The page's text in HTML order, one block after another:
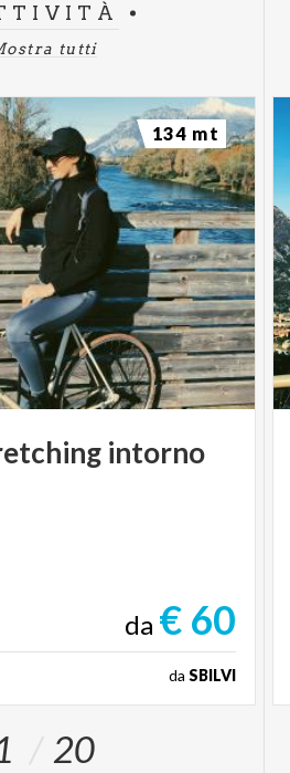
tutti
intorno
da € 60
da SBILVI
134 mt
20